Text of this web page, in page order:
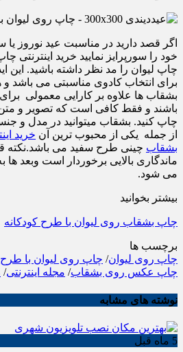
اگر قصد دارید در مناسبت عید نوروز
خود را سورپرایز نمایید خرید
چاپ لیوان را مد نظر داشته باشید. این
برای انتخاب کادوی مناسبتی می باشد و
بشقاب ها علاوه بر کارایی معمولی
باشند و فقط کافی است که تصویر و
چاپ کنید. بشقاب میتوانید در مدل و
از جمله یکی از محبوب ترین آن خرید
بشقاب چینی طرح سفید می باشد.نکته
ماندگاری بالایی برخوردار است وبعد ها
می شود.
بیشتر بخوانید
چاپ بشقاب روی لیوان با طرح کودکانه
برچسب ها
چاپ روی لیوان/ چاپ روی لیوان با
چاپ عکس روی بشقاب/ مجله اینترنتی/
نوشته های مشابه
5 ماه قبل